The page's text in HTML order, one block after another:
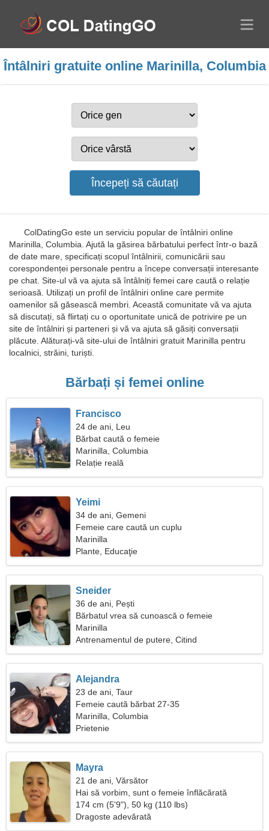
Întâlniri gratuite online Marinilla, Columbia
ColDatingGo este un serviciu popular de întâlniri online
Marinilla, Columbia. Ajută la găsirea bărbatului perfect într-o bază
de date mare, specificați scopul întâlnirii, comunicării sau
corespondenței personale pentru a începe conversații interesante
pe chat. Site-ul vă va ajuta să întâlniți femei care caută o relație
serioasă. Utilizați un profil de întâlniri online care permite
oamenilor să găsească membri. Această comunitate vă va ajuta
să discutați, să flirtați cu o oportunitate unică de potrivire pe un
site de întâlniri și parteneri și vă va ajuta să găsiți conversații
plăcute. Alăturați-vă site-ului de întâlniri gratuit Marinilla pentru
localnici, străini, turiști.
Bărbați și femei online
Francisco
24 de ani, Leu
Bărbat caută o femeie
Marinilla, Columbia
Relație reală
Yeimi
34 de ani, Gemeni
Femeie care caută un cuplu
Marinilla
Plante, Educaţie
Sneider
36 de ani, Pești
Bărbatul vrea să cunoască o femeie
Marinilla
Antrenamentul de putere, Citind
Alejandra
23 de ani, Taur
Femeie caută bărbat 27-35
Marinilla, Columbia
Prietenie
Mayra
21 de ani, Vărsător
Hai să vorbim, sunt o femeie înflăcărată
174 cm (5'9"), 50 kg (110 lbs)
Dragoste adevărată